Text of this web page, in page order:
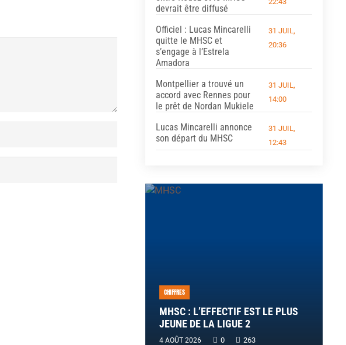
devrait être diffusé
Officiel : Lucas Mincarelli
quitte le MHSC et
s’engage à l’Estrela
Amadora
31 JUIL,
20:36
Montpellier a trouvé un
accord avec Rennes pour
le prêt de Nordan Mukiele
31 JUIL,
14:00
Lucas Mincarelli annonce
son départ du MHSC
31 JUIL,
12:43
CHIFFRES
MHSC : L’EFFECTIF EST LE PLUS
JEUNE DE LA LIGUE 2
4 AOÛT 2026 0 263